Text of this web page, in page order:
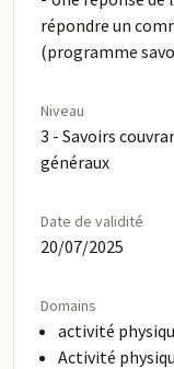
répondre un
(programme
Niveau
3 - Savoirs
généraux
Date de validité
20/07/2025
Domains
activité
Activité